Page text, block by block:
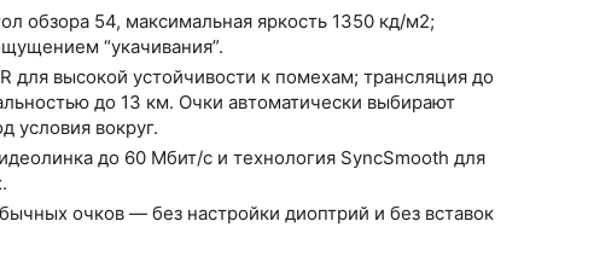
обзора 54, максимальная яркость 1350 кд/м2;
“укачивания”.
для высокой устойчивости к помехам; трансляция до
до 13 км. Очки автоматически выбирают
условия вокруг.
до 60 Мбит/с и технология SyncSmooth для
очков — без настройки диоптрий и без вставок